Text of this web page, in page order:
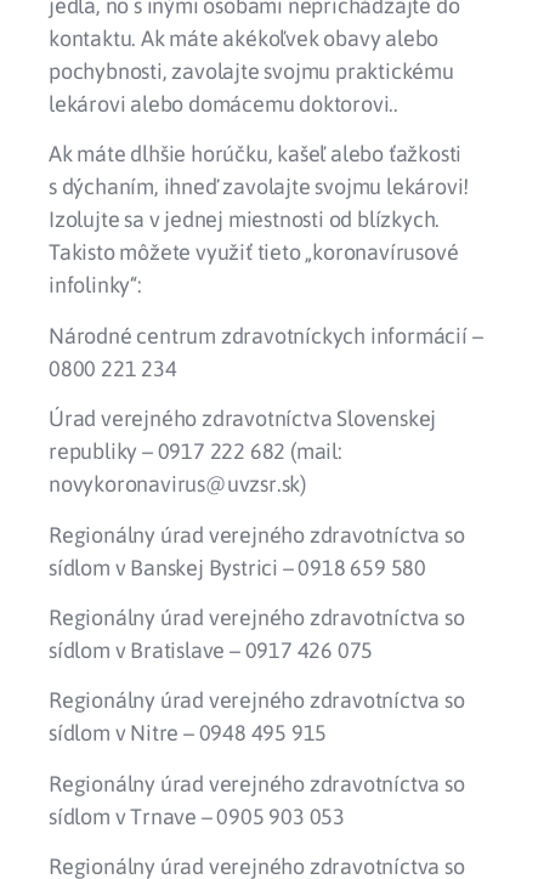
jedla, no s inými osobami neprichádzajte do
kontaktu. Ak máte akékoľvek obavy alebo
pochybnosti, zavolajte svojmu praktickému
lekárovi alebo domácemu doktorovi..
Ak máte dlhšie horúčku, kašeľaleboťažkosti
s dýchaním, ihneď zavolajte svojmu lekárovi!
Izolujte sa v jednej miestnosti od blízkych.
Takisto môžete využiť tieto „koronavírusové
infolinky“:
Národné centrum zdravotníckych informácií –
0800 221 234
Úrad verejného zdravotníctva Slovenskej
republiky – 0917 222 682 (mail:
novykoronavirus@uvzsr.sk)
Regionálny úrad verejného zdravotníctva so
sídlom v Banskej Bystrici – 0918 659 580
Regionálny úrad verejného zdravotníctva so
sídlom v Bratislave – 0917 426 075
Regionálny úrad verejného zdravotníctva so
sídlom v Nitre – 0948 495 915
Regionálny úrad verejného zdravotníctva so
sídlom v Trnave – 0905 903 053
Regionálny úrad verejného zdravotníctva so